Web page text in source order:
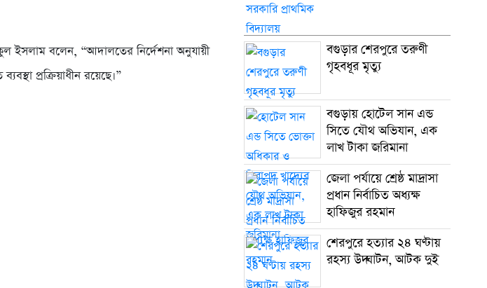
ইসলাম বলেন, “আদালতের নির্দেশনা অনুযায়ী
প্রক্রিয়াধীন রয়েছে।”
বগুড়ার শেরপুরে তরুণী
গৃহবধূর মৃত্যু
বগুড়ায় হোটেল সান এন্ড
সিতে যৌথ অভিযান, এক
লাখ টাকা জরিমানা
জেলা পর্যায়ে শ্রেষ্ঠ মাদ্রাসা
প্রধান নির্বাচিত অধ্যক্ষ
হাফিজুর রহমান
শেরপুরে হত্যার ২৪ ঘণ্টায়
রহস্য উদ্ঘাটন, আটক দুই